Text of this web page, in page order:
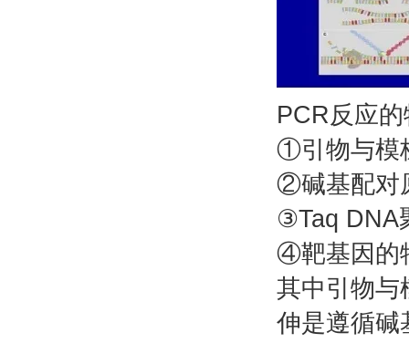
PCR反应
①引物与模
②碱基配对
③Taq DNA
④靶基因的
其中引物与
伸是遵循碱